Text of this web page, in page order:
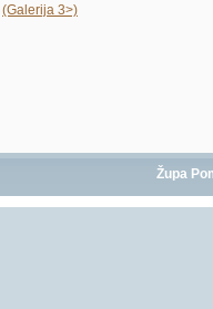
(Galerija 3>)
Župa